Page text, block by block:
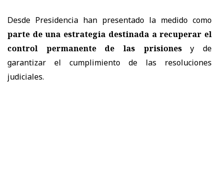
Desde Presidencia han presentado la medido como
parte de una estrategia destinada a recuperar el
control permanente de las prisionesy de
garantizar el cumplimiento de las resoluciones
judiciales.